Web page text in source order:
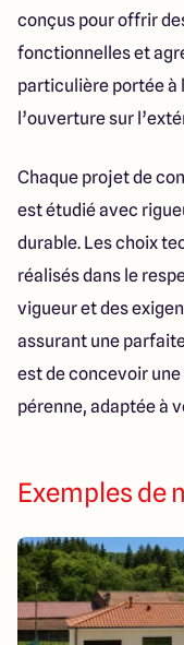
conçus pour offrir
fonctionnelles et
particulière portée à
l’ouverture sur
Chaque projet de
est étudié avec
durable. Les choix
réalisés dans le
vigueur et des
assurant une
est de concevoir
pérenne, adaptée à
Exemples de